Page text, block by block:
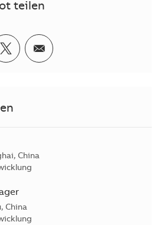
teilen
via Facebook
Teilen via Twitter
Teilen via E-Mail
China
China